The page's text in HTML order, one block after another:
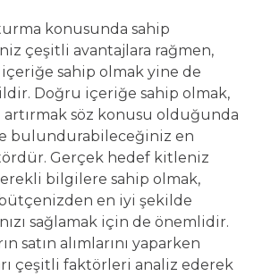
konusunda sahip
çeşitli avantajlara rağmen,
içeriğe sahip olmak yine de
Doğru içeriğe sahip olmak,
artırmak söz konusu olduğunda
bulundurabileceğiniz en
Gerçek hedef kitleniz
bilgilere sahip olmak,
en iyi şekilde
sağlamak için de önemlidir.
satın alımlarını yaparken
çeşitli faktörleri analiz ederek